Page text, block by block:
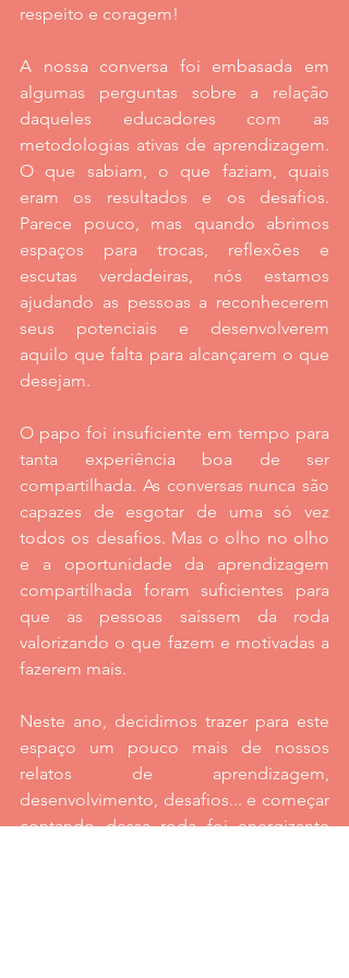
respeito e coragem!
A nossa conversa foi embasada em
algumas perguntas sobre a relação
daqueles educadores com as
metodologias ativas de aprendizagem.
O que sabiam, o que faziam, quais
eram os resultados e os desafios.
Parece pouco, mas quando abrimos
espaços para trocas, reflexões e
escutas verdadeiras, nós estamos
ajudando as pessoas a reconhecerem
seus potenciais e desenvolverem
aquilo que falta para alcançarem o que
desejam.
O papo foi insuficiente em tempo para
tanta experiência boa de ser
compartilhada. As conversas nunca são
capazes de esgotar de uma só vez
todos os desafios. Mas o olho no olho
e a oportunidade da aprendizagem
compartilhada foram suficientes para
que as pessoas saíssem da roda
valorizando o que fazem e motivadas a
fazerem mais.
Neste ano, decidimos trazer para este
espaço um pouco mais de nossos
relatos de aprendizagem,
desenvolvimento, desafios... e começar
contando dessa roda foi energizante